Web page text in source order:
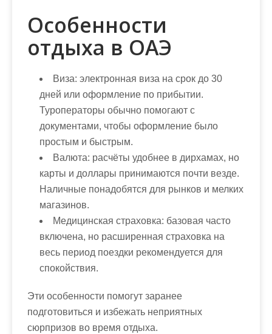
Особенности
отдыха в ОАЭ
Виза: электронная виза на срок до 30
дней или оформление по прибытии.
Туроператоры обычно помогают с
документами, чтобы оформление было
простым и быстрым.
Валюта: расчёты удобнее в дирхамах, но
карты и доллары принимаются почти везде.
Наличные понадобятся для рынков и мелких
магазинов.
Медицинская страховка: базовая часто
включена, но расширенная страховка на
весь период поездки рекомендуется для
спокойствия.
Эти особенности помогут заранее
подготовиться и избежать неприятных
сюрпризов во время отдыха.